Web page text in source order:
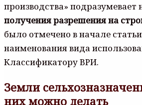
производства» подразумевает
получения разрешения на
было отмечено в начале
наименования вида
Классификатору ВРИ.
Земли
них можно делать